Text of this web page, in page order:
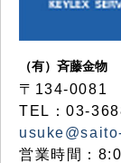
（有）斉藤金物
〒134-0081
TEL：03-
営業時間：